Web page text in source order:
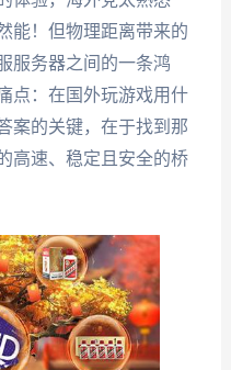
能！但物理距离带来的
服务器之间的一条鸿
点：在国外玩游戏用什
案的关键，在于找到那
高速、稳定且安全的桥